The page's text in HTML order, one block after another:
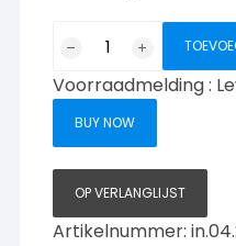
Freeline
sleutel
rozet
RVS-
geborsteld
aantal
Voorraadmelding :
BUY NOW
OP VERLANGLIJST
Artikelnummer: